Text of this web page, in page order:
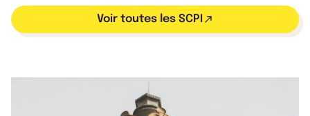
Voir toutes les SCPI